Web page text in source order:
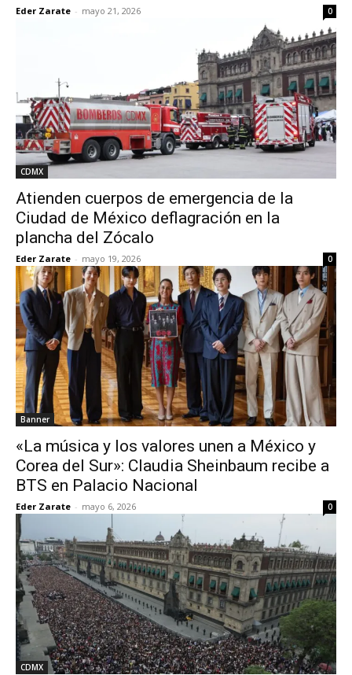
Eder Zarate - mayo 21, 2026 0
CDMX
Atienden cuerpos de emergencia de la
Ciudad de México deflagración en la
plancha del Zócalo
Eder Zarate - mayo 19, 2026 0
Banner
«La música y los valores unen a México y
Corea del Sur»: Claudia Sheinbaum recibe a
BTS en Palacio Nacional
Eder Zarate - mayo 6, 2026 0
CDMX